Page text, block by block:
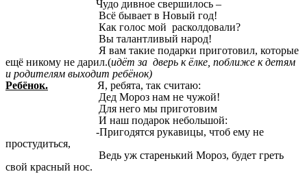
Чудо дивное свершилось –
Всё бывает в Новый год!
Как голос мой расколдовали?
Вы талантливый народ!
Я вам такие подарки приготовил, которые
ещё никому не дарил.(идёт за дверь к ёлке, поближе к детям
и родителям выходит ребёнок)
Ребёнок. Я, ребята, так считаю:
Дед Мороз нам не чужой!
Для него мы приготовим
И наш подарок небольшой:
-Пригодятся рукавицы, чтоб ему не
простудиться,
Ведь уж старенький Мороз, будет греть
свой красный нос.